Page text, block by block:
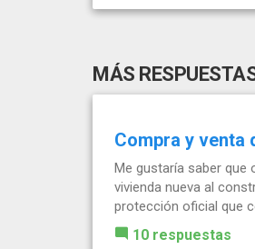
MÁS
Compra y venta
Me gustaría saber que
vivienda nueva al
protección oficial que
10 respuestas